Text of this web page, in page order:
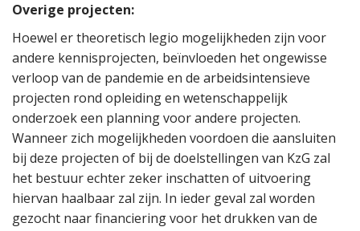
Overige projecten:
Hoewel er theoretisch legio mogelijkheden zijn voor
andere kennisprojecten, beïnvloeden het ongewisse
verloop van de pandemie en de arbeidsintensieve
projecten rond opleiding en wetenschappelijk
onderzoek een planning voor andere projecten.
Wanneer zich mogelijkheden voordoen die aansluiten
bij deze projecten of bij de doelstellingen van KzG zal
het bestuur echter zeker inschatten of uitvoering
hiervan haalbaar zal zijn. In ieder geval zal worden
gezocht naar financiering voor het drukken van de